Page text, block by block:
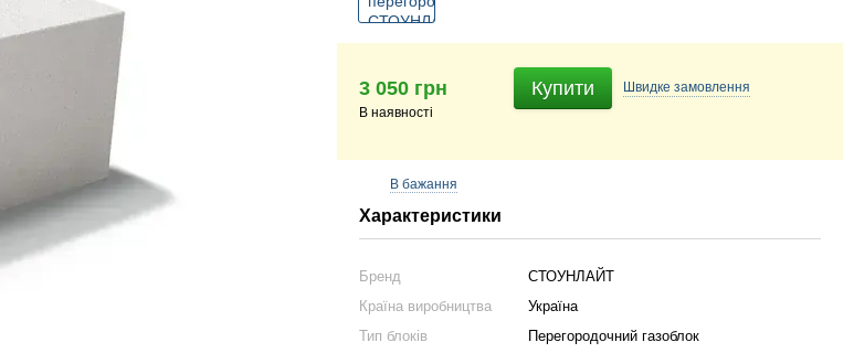
3 050 грн
В наявності
Купити Швидке замовлення
В бажання
Характеристики
Бренд
СТОУНЛАЙТ
Країна виробництва
Україна
Тип блоків
Перегородочний газоблок